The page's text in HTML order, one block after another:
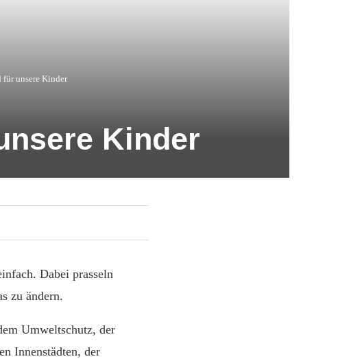
unsere Kinder
Kinder
Dabei prasseln
zu ändern.
Umweltschutz, der
Innenstädten, der